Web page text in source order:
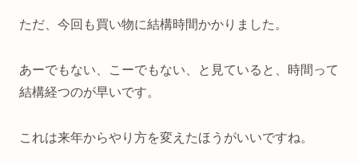
ただ、今回も買い物に結構時間かかりました。
あーでもない、こーでもない、と見ていると、時間って
結構経つのが早いです。
これは来年からやり方を変えたほうがいいですね。